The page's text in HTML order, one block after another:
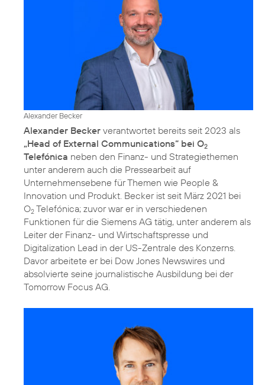
Alexander Becker
Alexander Becker verantwortet bereits seit 2023 als
„Head of External Communications“ bei O2
Telefónica neben den Finanz- und Strategiethemen
unter anderem auch die Pressearbeit auf
Unternehmensebene für Themen wie People &
Innovation und Produkt. Becker ist seit März 2021 bei
O2 Telefónica; zuvor war er in verschiedenen
Funktionen für die Siemens AG tätig, unter anderem als
Leiter der Finanz- und Wirtschaftspresse und
Digitalization Lead in der US-Zentrale des Konzerns.
Davor arbeitete er bei Dow Jones Newswires und
absolvierte seine journalistische Ausbildung bei der
Tomorrow Focus AG.